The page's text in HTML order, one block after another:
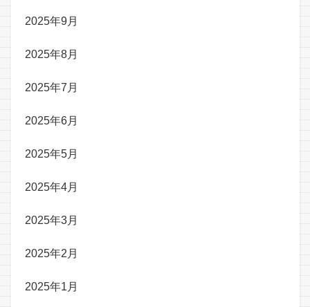
2025年9月
2025年8月
2025年7月
2025年6月
2025年5月
2025年4月
2025年3月
2025年2月
2025年1月